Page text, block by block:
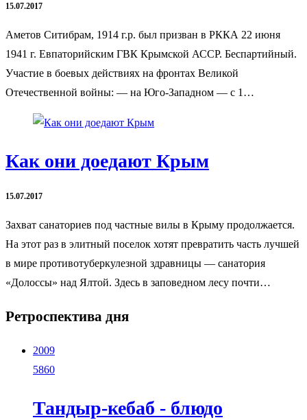
15.07.2017
Аметов Ситибрам, 1914 г.р. был призван в РККА 22 июня
1941 г. Евпаторийским ГВК Крымской АССР. Беспартийный.
Участие в боевых действиях на фронтах Великой
Отечественной войны: — на Юго-Западном — с 1…
Как они доедают Крым
15.07.2017
Захват санаториев под частные вилы в Крыму продолжается.
На этот раз в элитный поселок хотят превратить часть лучшей
в мире противотуберкулезной здравницы — санатория
«Долоссы» над Ялтой. Здесь в заповедном лесу почти…
Ретроспектива дня
2009
5860
Тандыр-кебаб - блюдо